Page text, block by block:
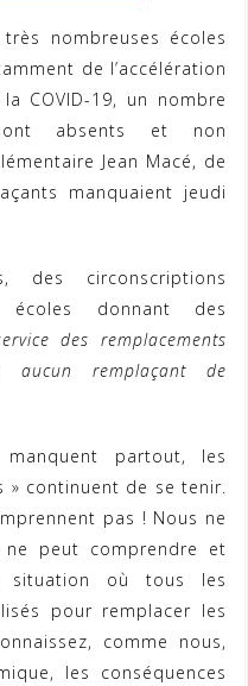
nombreuses écoles
de l’accélération
COVID-19, un nombre
sont absents et non
Jean Macé, de
manquaient jeudi
des circonscriptions
donnant des
des remplacements
aucun remplaçant de
partout, les
» continuent de se tenir.
pas ! Nous ne
ne peut comprendre et
situation où tous les
pour remplacer les
comme nous,
les conséquences